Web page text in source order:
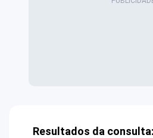
Resultados da consulta: